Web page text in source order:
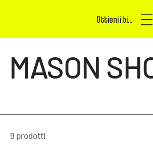
Ottieni i biglietti
MASON
9 prodotti